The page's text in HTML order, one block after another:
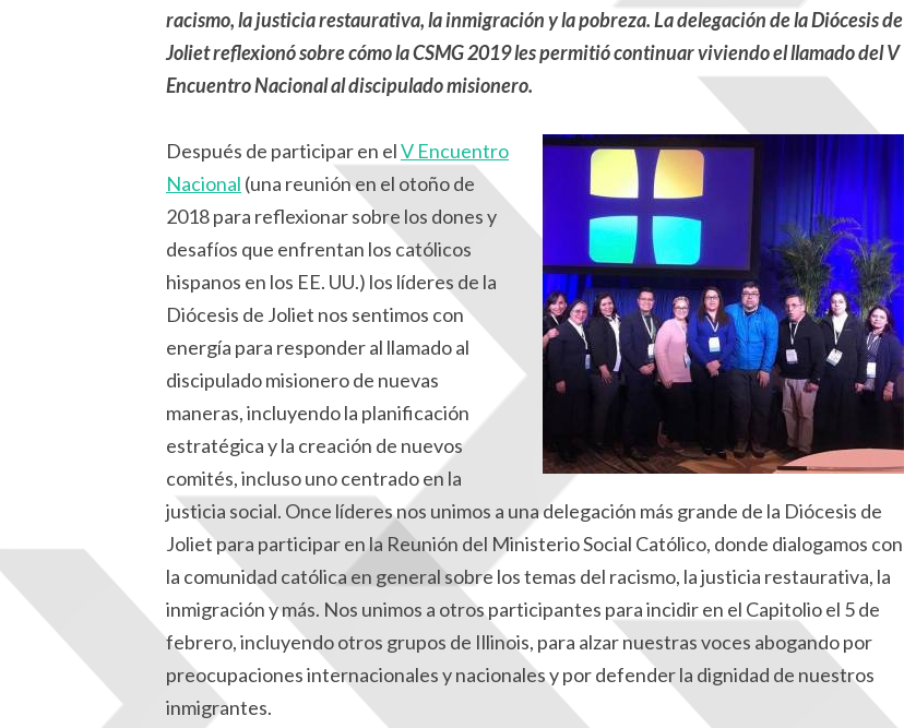
racismo, la justicia restaurativa, la inmigración y la pobreza. La delegación de la Diócesis de
Joliet reflexionó sobre cómo la CSMG 2019 les permitió continuar viviendo el llamado del V
Encuentro Nacional al discipulado misionero.
Después de participar en elV Encuentro
Nacional (una reunión en el otoño de
2018 para reflexionar sobre los dones y
desafíos que enfrentan los católicos
hispanos en los EE. UU.) los líderes de la
Diócesis de Joliet nos sentimos con
energía para responder al llamado al
discipulado misionero de nuevas
maneras, incluyendo la planificación
estratégica y la creación de nuevos
comités, incluso uno centrado en la
justicia social. Once líderes nos unimos a una delegación más grande de la Diócesis de
Joliet para participar en la Reunión del Ministerio Social Católico, donde dialogamos con
la comunidad católica en general sobre los temas del racismo, la justicia restaurativa, la
inmigración y más. Nos unimos a otros participantes para incidir en el Capitolio el 5 de
febrero, incluyendo otros grupos de Illinois, para alzar nuestras voces abogando por
preocupaciones internacionales y nacionales y por defender la dignidad de nuestros
inmigrantes.